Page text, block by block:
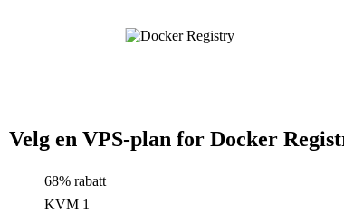
Velg en VPS-plan for Docker
68% rabatt
KVM 1